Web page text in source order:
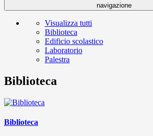
navigazione
Visualizza tutti
Biblioteca
Edificio scolastico
Laboratorio
Palestra
Biblioteca
Biblioteca